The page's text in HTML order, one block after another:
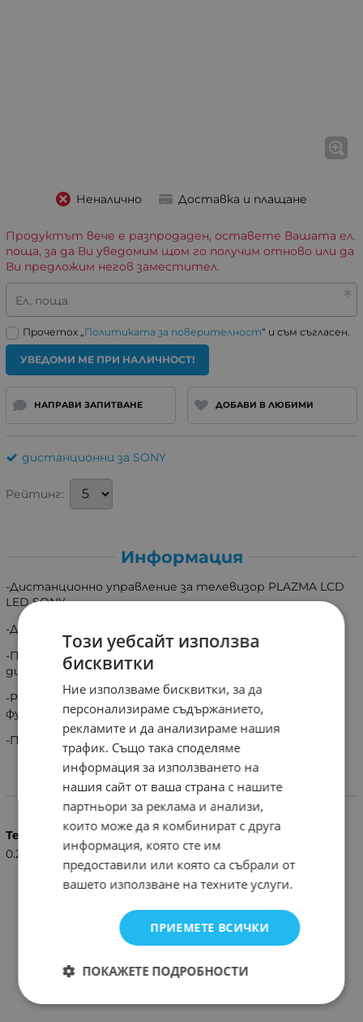
Неналично Доставка и плащане
Продуктът вече е разпродаден, оставете Вашата ел.
поща, за да Ви уведомим щом го получим отново или да
Ви предложим негов заместител.
Ел. поща
Прочетох „Политиката за поверителност“ и съм съгласен.
УВЕДОМИ МЕ ПРИ НАЛИЧНОСТ!
НАПРАВИ ЗАПИТВАНЕ ДОБАВИ В ЛЮБИМИ
дистанционни за SONY
Рейтинг:
Информация
-Дистанционно управление за телевизор PLAZMA LCD
LED SONY.
-Дистанционното работи директно без настройки.
-Подходящо e за всички модели които имат същото
дистанционно.
-Работи и за всички модели които имат същите
функции на клавиатурата.
-Подходящо и за RM-ED011,RM-ED016,
Характеристики
Тегло (кг.)
0.20
Този уебсайт използва
бисквитки
Ние използваме бисквитки, за да
персонализираме съдържанието,
рекламите и да анализираме нашия
трафик. Също така споделяме
информация за използването на
нашия сайт от ваша страна с нашите
партньори за реклама и анализи,
които може да я комбинират с друга
информация, която сте им
предоставили или която са събрали от
вашето използване на техните услуги.
ПРИЕМЕТЕ ВСИЧКИ
ПОКАЖЕТЕ ПОДРОБНОСТИ